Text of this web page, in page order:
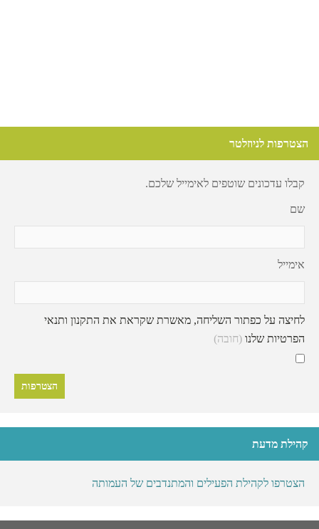
הצטרפות לניוזלטר
קבלו עדכונים שוטפים לאימייל שלכם.
שם
אימייל
לחיצה על כפתור השליחה, מאשרת שקראת את התקנון ותנאי
הפרטיות שלנו (חובה)
קהילת מדעת
הצטרפו לקהילת הפעילים והמתנדבים של העמותה